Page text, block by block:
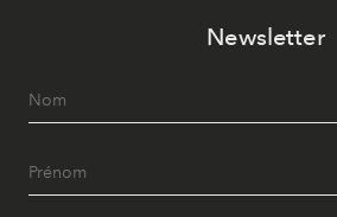
Newsletter